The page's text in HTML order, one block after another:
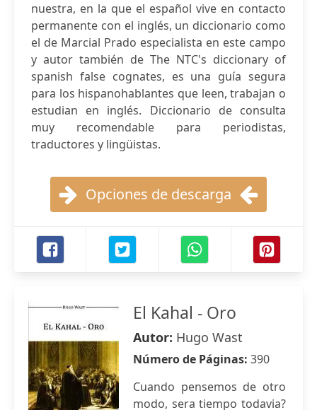
nuestra, en la que el español vive en contacto
permanente con el inglés, un diccionario como
el de Marcial Prado especialista en este campo
y autor también de The NTC's diccionary of
spanish false cognates, es una guía segura
para los hispanohablantes que leen, trabajan o
estudian en inglés. Diccionario de consulta
muy recomendable para periodistas,
traductores y lingüistas.
Opciones de descarga
El Kahal - Oro
Autor: Hugo Wast
Número de Páginas: 390
Cuando pensemos de otro
modo, sera tiempo todavia?